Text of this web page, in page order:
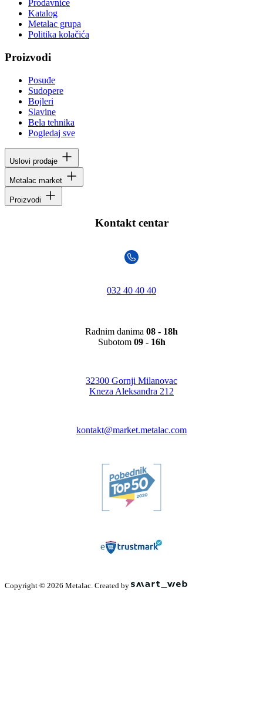
Prodavnice
Katalog
Metalac grupa
Politika kolačića
Proizvodi
Posuđe
Sudopere
Bojleri
Slavine
Bela tehnika
Pogledaj sve
Uslovi prodaje
Metalac market
Proizvodi
Kontakt centar
032 40 40 40
Radnim danima 08 - 18h
Subotom 09 - 16h
32300 Gornji Milanovac
Kneza Aleksandra 212
kontakt@market.metalac.com
Copyright © 2026 Metalac. Created by